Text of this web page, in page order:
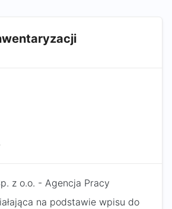
z o.o. - Agencja Pracy
na podstawie wpisu do